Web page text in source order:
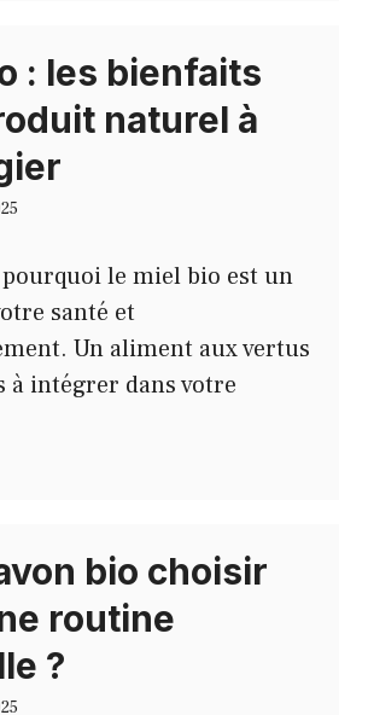
: les bienfaits
naturel à
le miel bio est un
santé et
Un aliment aux vertus
à intégrer dans votre
bio choisir
routine
?